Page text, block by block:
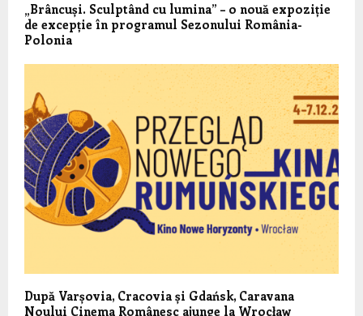
„Brâncuși. Sculptând cu lumina” – o nouă expoziție
de excepție în programul Sezonului România-
Polonia
După Varșovia, Cracovia și Gdańsk, Caravana
Noului Cinema Românesc ajunge la Wrocław